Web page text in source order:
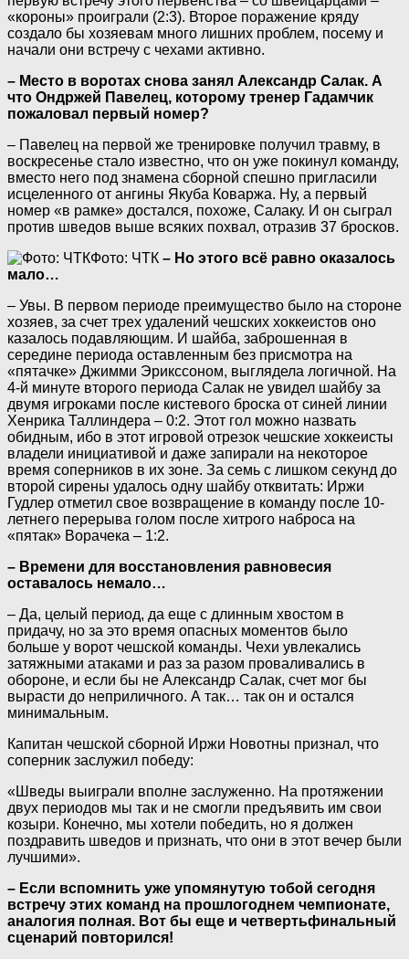
«короны» проиграли (2:3). Второе поражение кряду
создало бы хозяевам много лишних проблем, посему и
начали они встречу с чехами активно.
– Место в воротах снова занял Александр Салак. А
что Ондржей Павелец, которому тренер Гадамчик
пожаловал первый номер?
– Павелец на первой же тренировке получил травму, в
воскресенье стало известно, что он уже покинул команду,
вместо него под знамена сборной спешно пригласили
исцеленного от ангины Якуба Коваржа. Ну, а первый
номер «в рамке» достался, похоже, Салаку. И он сыграл
против шведов выше всяких похвал, отразив 37 бросков.
Фото: ЧТК – Но этого всё равно оказалось
мало…
– Увы. В первом периоде преимущество было на стороне
хозяев, за счет трех удалений чешских хоккеистов оно
казалось подавляющим. И шайба, заброшенная в
середине периода оставленным без присмотра на
«пятачке» Джимми Эрикссоном, выглядела логичной. На
4-й минуте второго периода Салак не увидел шайбу за
двумя игроками после кистевого броска от синей линии
Хенрика Таллиндера – 0:2. Этот гол можно назвать
обидным, ибо в этот игровой отрезок чешские хоккеисты
владели инициативой и даже запирали на некоторое
время соперников в их зоне. За семь с лишком секунд до
второй сирены удалось одну шайбу отквитать: Иржи
Гудлер отметил свое возвращение в команду после 10-
летнего перерыва голом после хитрого наброса на
«пятак» Ворачека – 1:2.
– Времени для восстановления равновесия
оставалось немало…
– Да, целый период, да еще с длинным хвостом в
придачу, но за это время опасных моментов было
больше у ворот чешской команды. Чехи увлекались
затяжными атаками и раз за разом проваливались в
обороне, и если бы не Александр Салак, счет мог бы
вырасти до неприличного. А так… так он и остался
минимальным.
Капитан чешской сборной Иржи Новотны признал, что
соперник заслужил победу:
«Шведы выиграли вполне заслуженно. На протяжении
двух периодов мы так и не смогли предъявить им свои
козыри. Конечно, мы хотели победить, но я должен
поздравить шведов и признать, что они в этот вечер были
лучшими».
– Если вспомнить уже упомянутую тобой сегодня
встречу этих команд на прошлогоднем чемпионате,
аналогия полная. Вот бы еще и четвертьфинальный
сценарий повторился!